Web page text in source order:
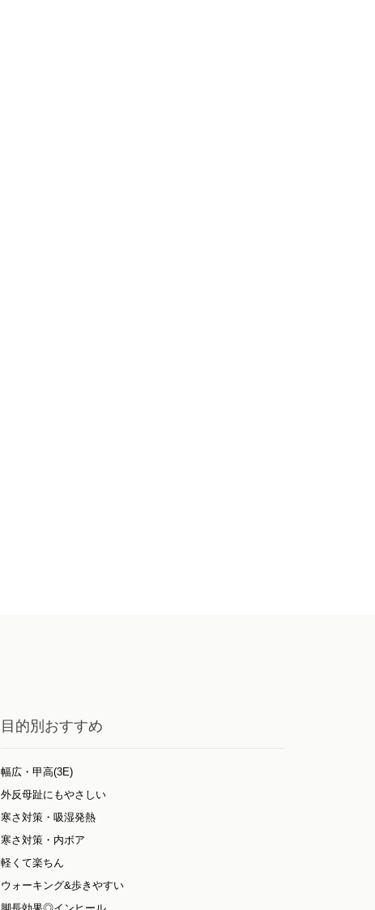
目的別おすすめ
幅広・甲高(3E)
外反母趾にもやさしい
寒さ対策・吸湿発熱
寒さ対策・内ボア
軽くて楽ちん
ウォーキング&歩きやすい